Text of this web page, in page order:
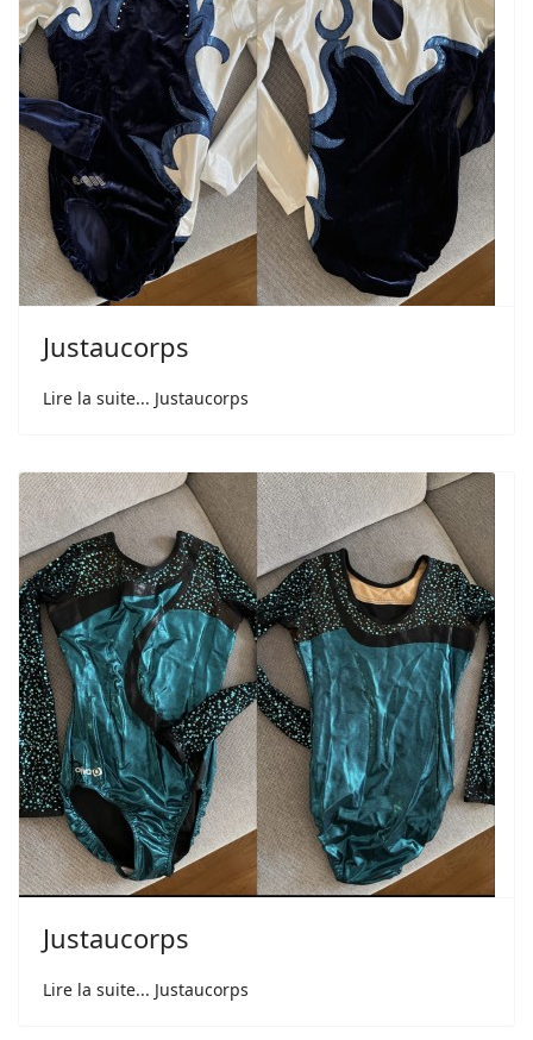
Justaucorps
Justaucorps